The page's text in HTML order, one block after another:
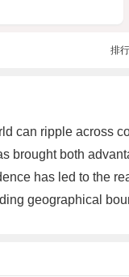
排行
can ripple across
brought both
has led to the
geographical